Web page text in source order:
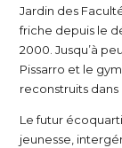
Jardin des
friche depuis le
2000. Jusqu’à
Pissarro et le
reconstruits
Le futur
jeunesse,